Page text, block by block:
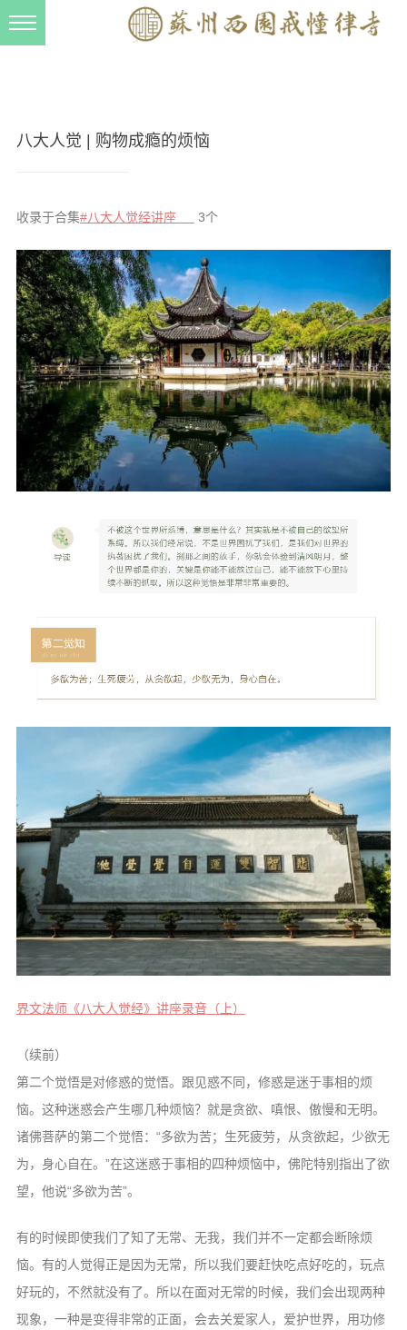
戒幢春秋
档案管理
道风建设
法音宣流
音频视频
弘法书籍
助印功德
西园法讯
皈依斋戒
义工家园
菩提静修营
学报论集
信息公告
戒幢论坛
寺院巡览
活动记录
西园风光
八大人觉 | 购物成瘾的烦恼
收录于合集#八大人觉经讲座 3个
界文法师《八大人觉经》讲座录音（上）
（续前）
第二个觉悟是对修惑的觉悟。跟见惑不同，修惑是迷于事相的烦
恼。这种迷惑会产生哪几种烦恼？就是贪欲、嗔恨、傲慢和无明。
诸佛菩萨的第二个觉悟：“多欲为苦；生死疲劳，从贪欲起，少欲无
为，身心自在。”在这迷惑于事相的四种烦恼中，佛陀特别指出了欲
望，他说“多欲为苦”。
有的时候即使我们了知了无常、无我，我们并不一定都会断除烦
恼。有的人觉得正是因为无常，所以我们要赶快吃点好吃的，玩点
好玩的，不然就没有了。所以在面对无常的时候，我们会出现两种
现象，一种是变得非常的正面，会去关爱家人，爱护世界，用功修